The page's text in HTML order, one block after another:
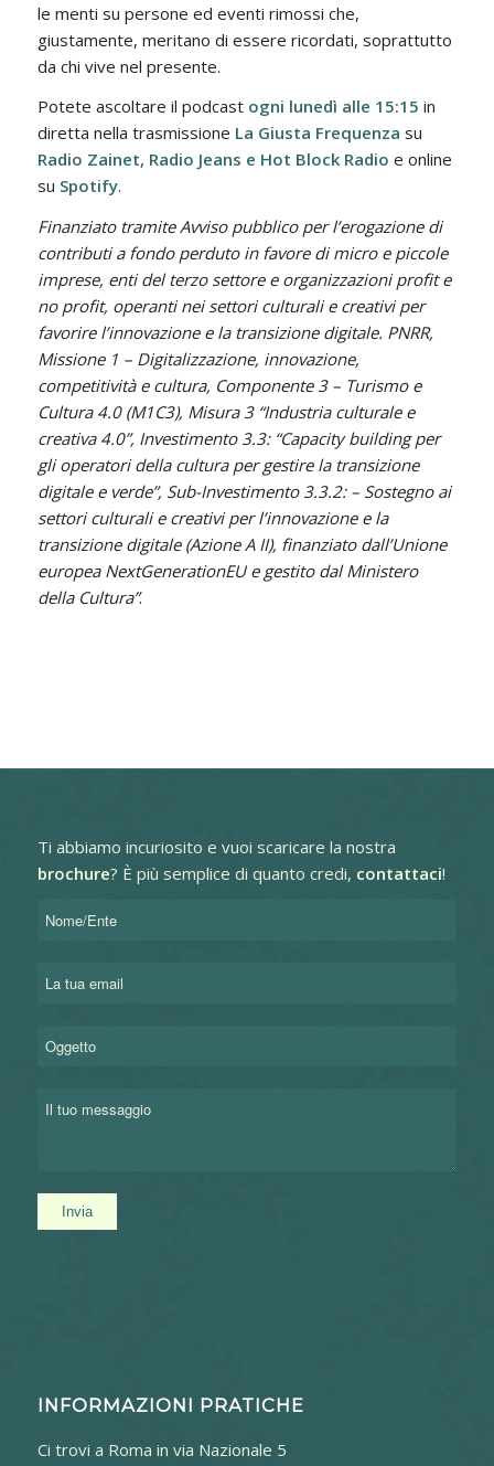
le menti su persone ed eventi rimossi che,
giustamente, meritano di essere ricordati, soprattutto
da chi vive nel presente.
Potete ascoltare il podcast ogni lunedì alle 15:15 in
diretta nella trasmissione La Giusta Frequenza su
Radio Zainet, Radio Jeans e Hot Block Radio e online
su Spotify.
Finanziato tramite Avviso pubblico per l’erogazione di
contributi a fondo perduto in favore di micro e piccole
imprese, enti del terzo settore e organizzazioni profit e
no profit, operanti nei settori culturali e creativi per
favorire l’innovazione e la transizione digitale. PNRR,
Missione 1 – Digitalizzazione, innovazione,
competitività e cultura, Componente 3 – Turismo e
Cultura 4.0 (M1C3), Misura 3 “Industria culturale e
creativa 4.0”, Investimento 3.3: “Capacity building per
gli operatori della cultura per gestire la transizione
digitale e verde”, Sub-Investimento 3.3.2: – Sostegno ai
settori culturali e creativi per l’innovazione e la
transizione digitale (Azione A II), finanziato dall’Unione
europea NextGenerationEU e gestito dal Ministero
della Cultura”.
Ti abbiamo incuriosito e vuoi scaricare la nostra
brochure? È più semplice di quanto credi, contattaci!
INFORMAZIONI PRATICHE
Ci trovi a Roma in via Nazionale 5